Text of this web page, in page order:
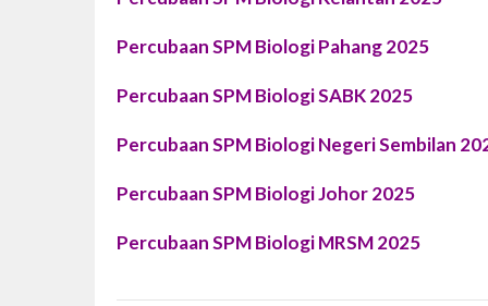
Percubaan SPM Biologi Pahang 2025
Percubaan SPM Biologi SABK 2025
Percubaan SPM Biologi Negeri Sembilan
Percubaan SPM Biologi Johor 2025
Percubaan SPM Biologi MRSM 2025